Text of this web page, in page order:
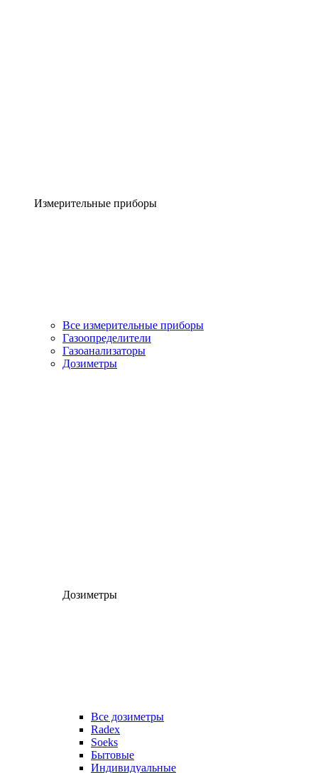
Измерительные приборы
Все измерительные приборы
Газоопределители
Газоанализаторы
Дозиметры
Дозиметры
Все дозиметры
Radex
Soeks
Бытовые
Индивидуальные